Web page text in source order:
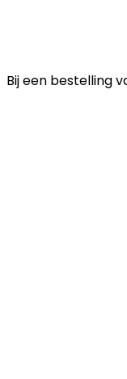
Bij een bestelling